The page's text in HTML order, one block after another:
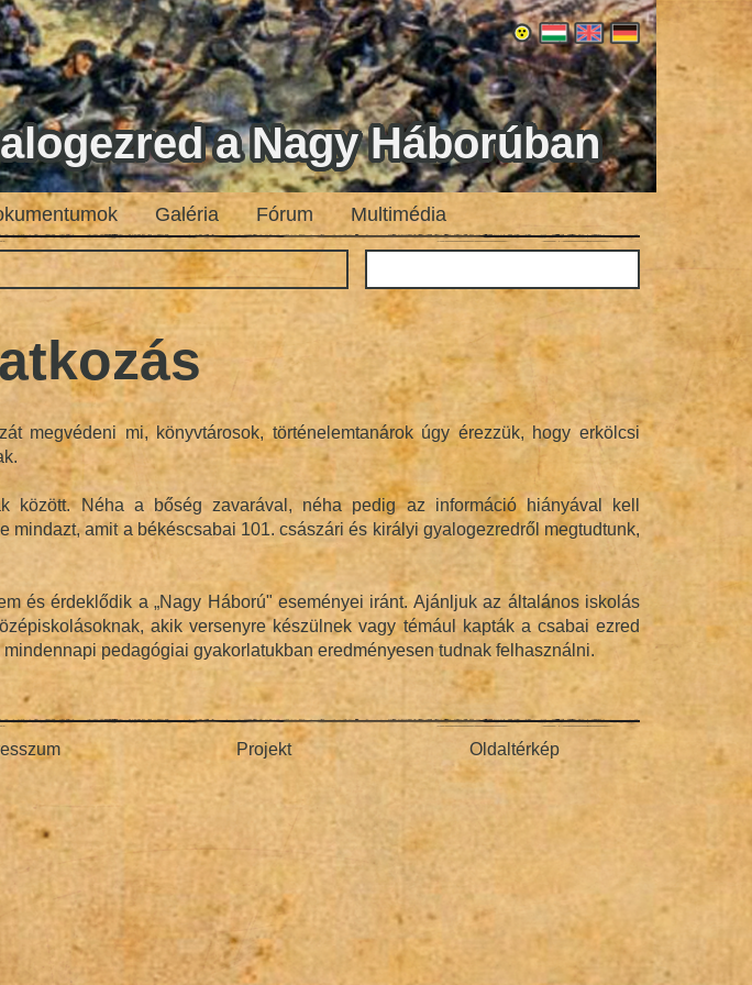
a Nagy Háborúban
Galéria Fórum Multimédia
megvédeni mi, könyvtárosok, történelemtanárok úgy érezzük, hogy erkölcsi
között. Néha a bőség zavarával, néha pedig az információ hiányával kell
amit a békéscsabai 101. császári és királyi gyalogezredről megtudtunk,
és érdeklődik a „Nagy Háború" eseményei iránt. Ajánljuk az általános iskolás
akik versenyre készülnek vagy témául kapták a csabai ezred
pedagógiai gyakorlatukban eredményesen tudnak felhasználni.
Projekt Oldaltérkép